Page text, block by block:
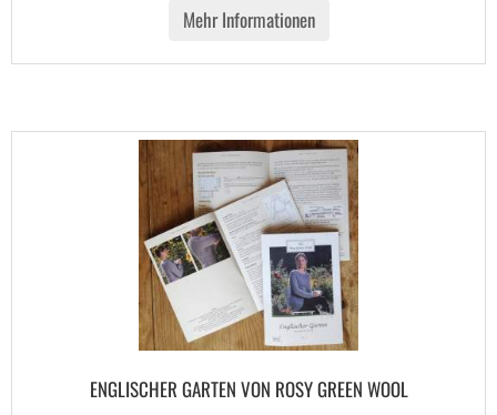
Mehr Informationen
ENGLISCHER GARTEN VON ROSY GREEN WOOL